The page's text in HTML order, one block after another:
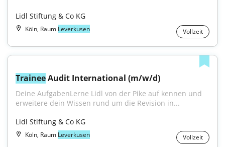
Lidl Stiftung & Co KG
Köln, Raum Leverkusen Vollzeit
Trainee Audit International (m/w/d)
Deine AufgabenLerne Lidl von der Pike auf kennen und
erweitere dein Wissen rund um die Revision in...
Lidl Stiftung & Co KG
Köln, Raum Leverkusen Vollzeit